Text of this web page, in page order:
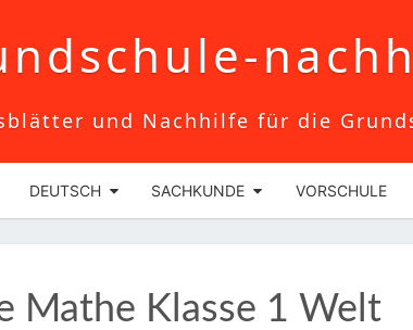
und Nachhilfe für die
DEUTSCH SACHKUNDE VORSCHULE
NACHHILFE
Mathe Klasse 1 Welt